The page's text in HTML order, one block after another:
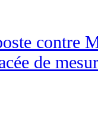
contre
de